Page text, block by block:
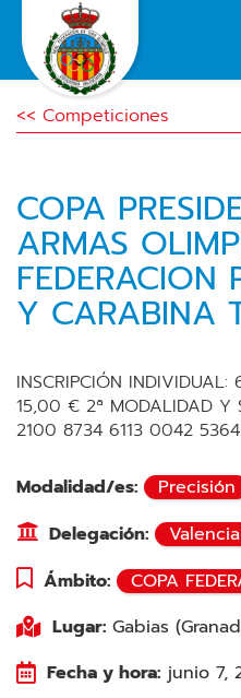
<< Competiciones
COPA
ARMAS
FEDERACION
Y CARABINA
INSCRIPCIÓN
15,00 € 2ª MODALIDAD Y
2100 8734 6113 0042 5364.
Modalidad/es:
Precisión
Delegación:
Valencia
Ámbito:
COPA
Lugar: Gabias
Fecha y hora: junio 7,